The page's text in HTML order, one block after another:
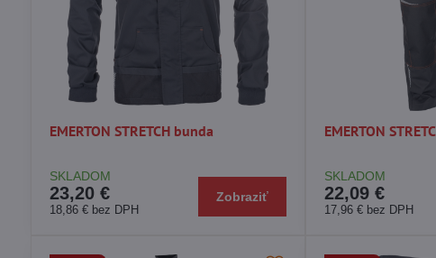
EMERTON STRETCH bunda
SKLADOM
23,20 €
18,86 € bez DPH
Zobraziť
EMERTON
SKLADOM
22,09 €
17,96 € bez DPH